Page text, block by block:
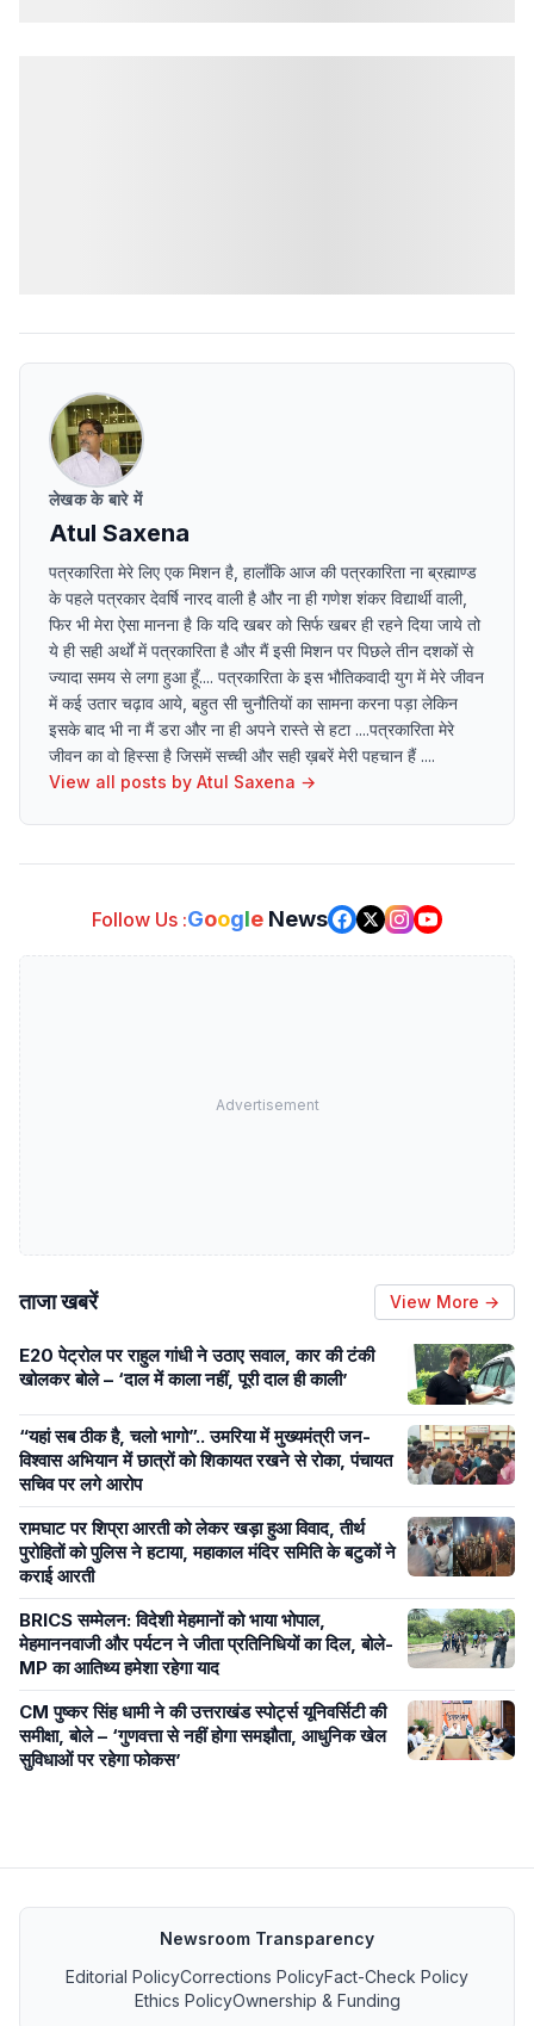
लेखक के बारे में
Atul Saxena
पत्रकारिता मेरे लिए एक मिशन है, हालाँकि आज की पत्रकारिता ना ब्रह्माण्ड
के पहले पत्रकार देवर्षि नारद वाली है और ना ही गणेश शंकर विद्यार्थी वाली,
फिर भी मेरा ऐसा मानना है कि यदि खबर को सिर्फ खबर ही रहने दिया जाये तो
ये ही सही अर्थों में पत्रकारिता है और मैं इसी मिशन पर पिछले तीन दशकों से
ज्यादा समय से लगा हुआ हूँ.... पत्रकारिता के इस भौतिकवादी युग में मेरे जीवन
में कई उतार चढ़ाव आये, बहुत सी चुनौतियों का सामना करना पड़ा लेकिन
इसके बाद भी ना मैं डरा और ना ही अपने रास्ते से हटा ....पत्रकारिता मेरे
जीवन का वो हिस्सा है जिसमें सच्ची और सही ख़बरें मेरी पहचान हैं ....
View all posts by Atul Saxena →
Follow Us :Google News
Advertisement
ताजा खबरें View More →
E20 पेट्रोल पर राहुल गांधी ने उठाए सवाल, कार की टंकी
खोलकर बोले – ‘दाल में काला नहीं, पूरी दाल ही काली’
“यहां सब ठीक है, चलो भागो”.. उमरिया में मुख्यमंत्री जन-
विश्वास अभियान में छात्रों को शिकायत रखने से रोका, पंचायत
सचिव पर लगे आरोप
रामघाट पर शिप्रा आरती को लेकर खड़ा हुआ विवाद, तीर्थ
पुरोहितों को पुलिस ने हटाया, महाकाल मंदिर समिति के बटुकों ने
कराई आरती
BRICS सम्मेलन: विदेशी मेहमानों को भाया भोपाल,
मेहमाननवाजी और पर्यटन ने जीता प्रतिनिधियों का दिल, बोले-
MP का आतिथ्य हमेशा रहेगा याद
CM पुष्कर सिंह धामी ने की उत्तराखंड स्पोर्ट्स यूनिवर्सिटी की
समीक्षा, बोले – ‘गुणवत्ता से नहीं होगा समझौता, आधुनिक खेल
सुविधाओं पर रहेगा फोकस’
Newsroom Transparency
Editorial PolicyCorrections PolicyFact-Check Policy
Ethics PolicyOwnership & Funding